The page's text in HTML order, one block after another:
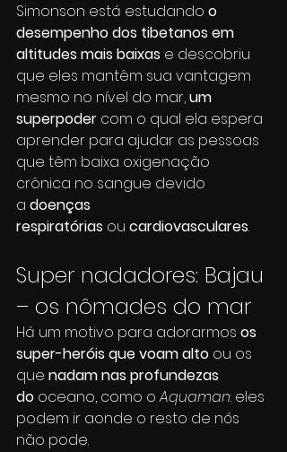
Simonson está estudando o
desempenho dos tibetanos em
altitudes mais baixas e descobriu
que eles mantêm sua vantagem
mesmo no nível do mar, um
superpoder com o qual ela espera
aprender para ajudar as pessoas
que têm baixa oxigenação
crônica no sangue devido
a doenças
respiratórias ou cardiovasculares.
Super nadadores: Bajau
– os nômades do mar
Há um motivo para adorarmos os
super-heróis que voam alto ou os
que nadam nas profundezas
do oceano, como o Aquaman: eles
podem ir aonde o resto de nós
não pode.